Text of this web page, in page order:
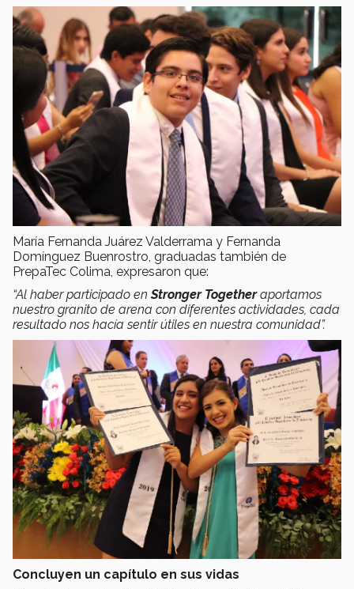
María Fernanda Juárez Valderrama y Fernanda
Domínguez Buenrostro, graduadas también de
PrepaTec Colima, expresaron que:
“Al haber participado enStronger Togetheraportamos
nuestro granito de arena con diferentes actividades, cada
resultado nos hacía sentir útiles en nuestra comunidad”.
Concluyen un capítulo en sus vidas